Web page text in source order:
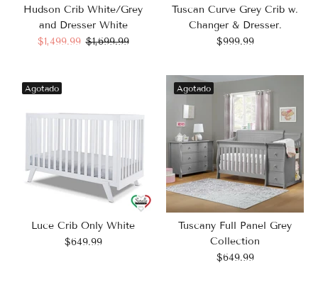
Hudson Crib White/Grey
and Dresser White
$1,499.99 $1,699.99
Tuscan Curve Grey Crib w.
Changer & Dresser.
$999.99
Agotado
Luce Crib Only White
$649.99
Agotado
Tuscany Full Panel Grey
Collection
$649.99